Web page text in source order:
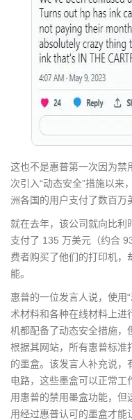
这也不是惠普第一次因为禁
次引入“动态安全”措施以来
洲各国的用户支付了数百万
就在去年，该公司就向比利
支付了 135 万美元（约合
费者购买了他们的打印机，
能。
惠普的一位发言人说，使用
术材料和各种在线材料上进
机都配备了动态安全措施，
根据其网站，所有惠普标准
的墨盒。该发言人补充说，
电路，这些墨盒可以正常工
用惠普的禁用墨盒功能，但
用经过惠普认可的墨盒才能